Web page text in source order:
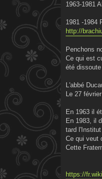
1963-1981
1981 -1984
http://
Penchons
Ce qui est
été
L'abbé
Le 27
En 1963 il
En 1983, il
tard
Ce qui veut
Cette
https://